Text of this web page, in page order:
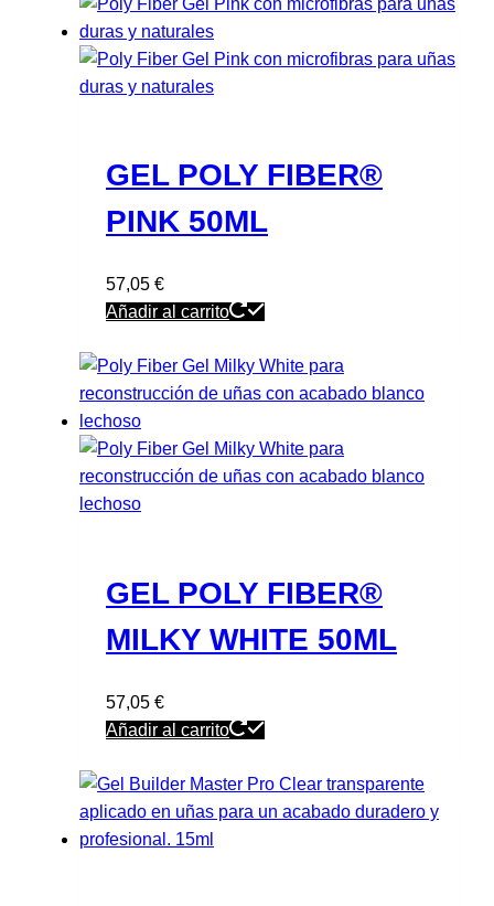
GEL POLY FIBER®
PINK 50ML
57,05 €
Añadir al carrito
GEL POLY FIBER®
MILKY WHITE 50ML
57,05 €
Añadir al carrito